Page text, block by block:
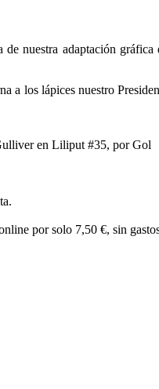
nuestra adaptación
a los lápices nuestro
en Liliput #35, por Gol
por solo 7,50 €, sin